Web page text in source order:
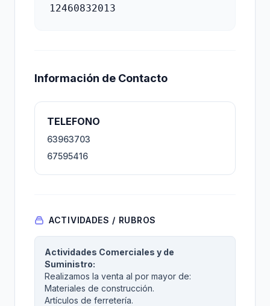
12460832013
Información de Contacto
TELEFONO
63963703
67595416
ACTIVIDADES / RUBROS
Actividades Comerciales y de
Suministro:
Realizamos la venta al por mayor de:
Materiales de construcción.
Artículos de ferretería.